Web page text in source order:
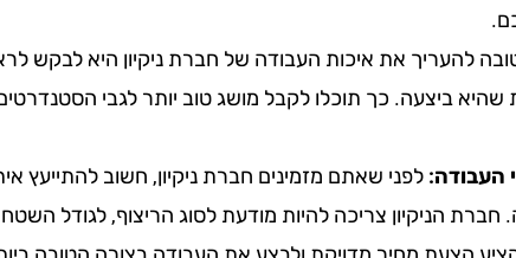
להעריך את איכות העבודה של חברת ניקיון היא לבקש
שהיא ביצעה. כך תוכלו לקבל מושג טוב יותר לגבי
העבודה: לפני שאתם מזמינים חברת ניקיון, חשוב להתייעץ
חברת הניקיון צריכה להיות מודעת לסוג הריצוף, לגודל השטח